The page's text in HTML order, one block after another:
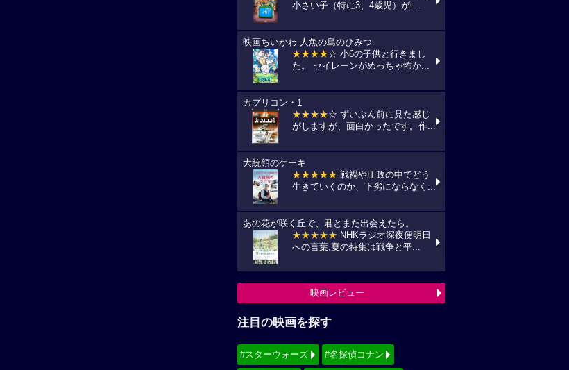
小さい子（特に3、4歳児）がi...
映画ちいかわ 人魚の島のひみつ
★★★★☆ 小6の子供と行きまし
た。 セイレーンがめっちゃ怖か...
カプリコン・1
★★★★☆ ずいぶん前に見た感じ
がしますが、面白かったです。作...
大統領のケーキ
★★★★★ 戦禍や圧政の中でどう
生きていくのか、下劣にならなく...
あの花が咲く丘で、君とまた出会えたら。
★★★★★ NHKラジオ深夜便明日
への言葉,夏の特集は戦争と平...
映画レビュー
注目の映画を探す
#スターウォーズ #名探偵コナン